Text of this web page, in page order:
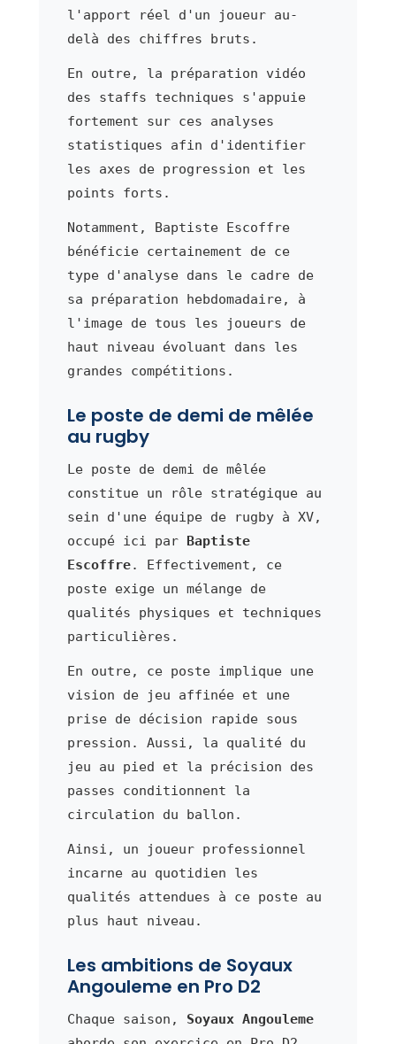
l'apport réel d'un joueur au-
delà des chiffres bruts.
En outre, la préparation vidéo
des staffs techniques s'appuie
fortement sur ces analyses
statistiques afin d'identifier
les axes de progression et les
points forts.
Notamment, Baptiste Escoffre
bénéficie certainement de ce
type d'analyse dans le cadre de
sa préparation hebdomadaire, à
l'image de tous les joueurs de
haut niveau évoluant dans les
grandes compétitions.
Le poste de demi de mêlée
au rugby
Le poste de demi de mêlée
constitue un rôle stratégique au
sein d'une équipe de rugby à XV,
occupé ici par Baptiste
Escoffre. Effectivement, ce
poste exige un mélange de
qualités physiques et techniques
particulières.
En outre, ce poste implique une
vision de jeu affinée et une
prise de décision rapide sous
pression. Aussi, la qualité du
jeu au pied et la précision des
passes conditionnent la
circulation du ballon.
Ainsi, un joueur professionnel
incarne au quotidien les
qualités attendues à ce poste au
plus haut niveau.
Les ambitions de Soyaux
Angouleme en Pro D2
Chaque saison, Soyaux Angouleme